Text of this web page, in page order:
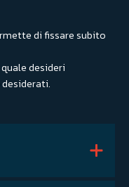
di fissare subito
desideri